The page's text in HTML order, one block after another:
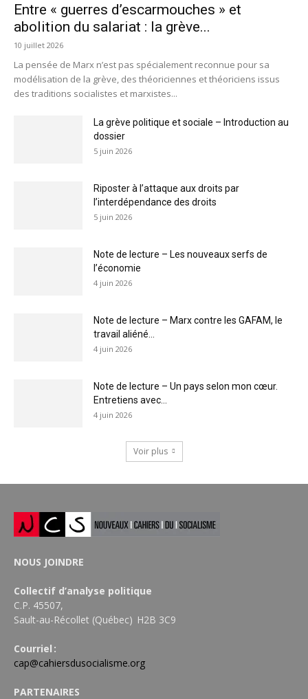
Entre « guerres d’escarmouches » et
abolition du salariat : la grève...
10 juillet 2026
La pensée de Marx n’est pas spécialement reconnue pour sa
modélisation de la grève, des théoriciennes et théoriciens issus
des traditions socialistes et marxistes...
La grève politique et sociale – Introduction au
dossier
5 juin 2026
Riposter à l’attaque aux droits par
l’interdépendance des droits
5 juin 2026
Note de lecture – Les nouveaux serfs de
l’économie
4 juin 2026
Note de lecture – Marx contre les GAFAM, le
travail aliéné...
4 juin 2026
Note de lecture – Un pays selon mon cœur.
Entretiens avec...
4 juin 2026
Voir plus
NOUS JOINDRE
Collectif d’analyse politique
C.P. 45507,
Sault-au-Récollet (Québec) H2B 3C9
Courriel :
cap@cahiersdusocialisme.org
PARTENAIRES